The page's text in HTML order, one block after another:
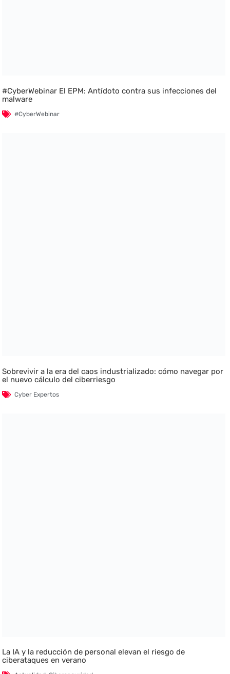
#CyberWebinar El EPM: Antídoto contra sus infecciones del
malware
#CyberWebinar
Sobrevivir a la era del caos industrializado: cómo navegar por
el nuevo cálculo del ciberriesgo
Cyber Expertos
La IA y la reducción de personal elevan el riesgo de
ciberataques en verano